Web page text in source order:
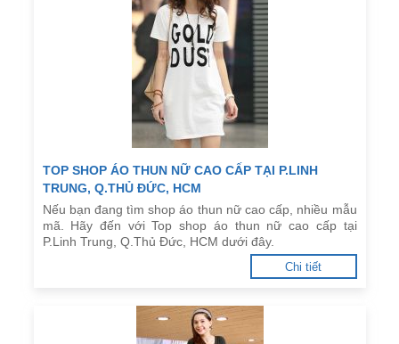
TOP SHOP ÁO THUN NỮ CAO CẤP TẠI P.LINH
TRUNG, Q.THỦ ĐỨC, HCM
Nếu bạn đang tìm shop áo thun nữ cao cấp, nhiều mẫu
mã. Hãy đến với Top shop áo thun nữ cao cấp tại
P.Linh Trung, Q.Thủ Đức, HCM dưới đây.
Chi tiết